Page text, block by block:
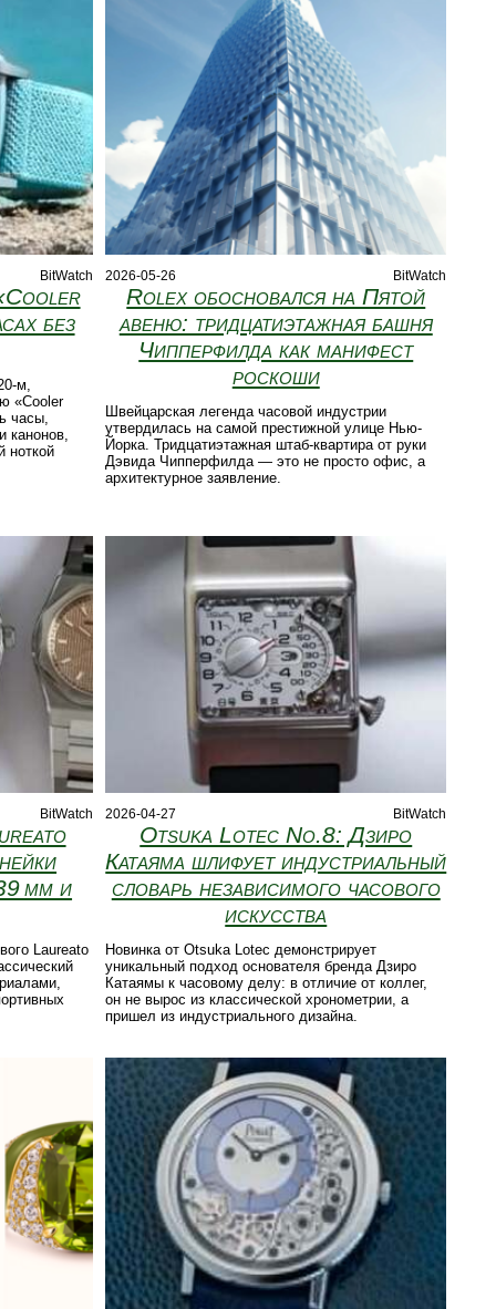
BitWatch
без
«Cooler
часы,
канонов,
ноткой
2026-05-26 BitWatch
Rolex обосновался на Пятой
авеню: тридцатиэтажная башня
Чипперфилда как манифест
роскоши
Швейцарская легенда часовой индустрии
утвердилась на самой престижной улице Нью-
Йорка. Тридцатиэтажная штаб-квартира от руки
Дэвида Чипперфилда — это не просто офис, а
архитектурное заявление.
BitWatch
мм и
Laureato
2026-04-27 BitWatch
Otsuka Lotec No.8: Дзиро
Катаяма шлифует индустриальный
словарь независимого часового
искусства
Новинка от Otsuka Lotec демонстрирует
уникальный подход основателя бренда Дзиро
Катаямы к часовому делу: в отличие от коллег,
он не вырос из классической хронометрии, а
пришел из индустриального дизайна.